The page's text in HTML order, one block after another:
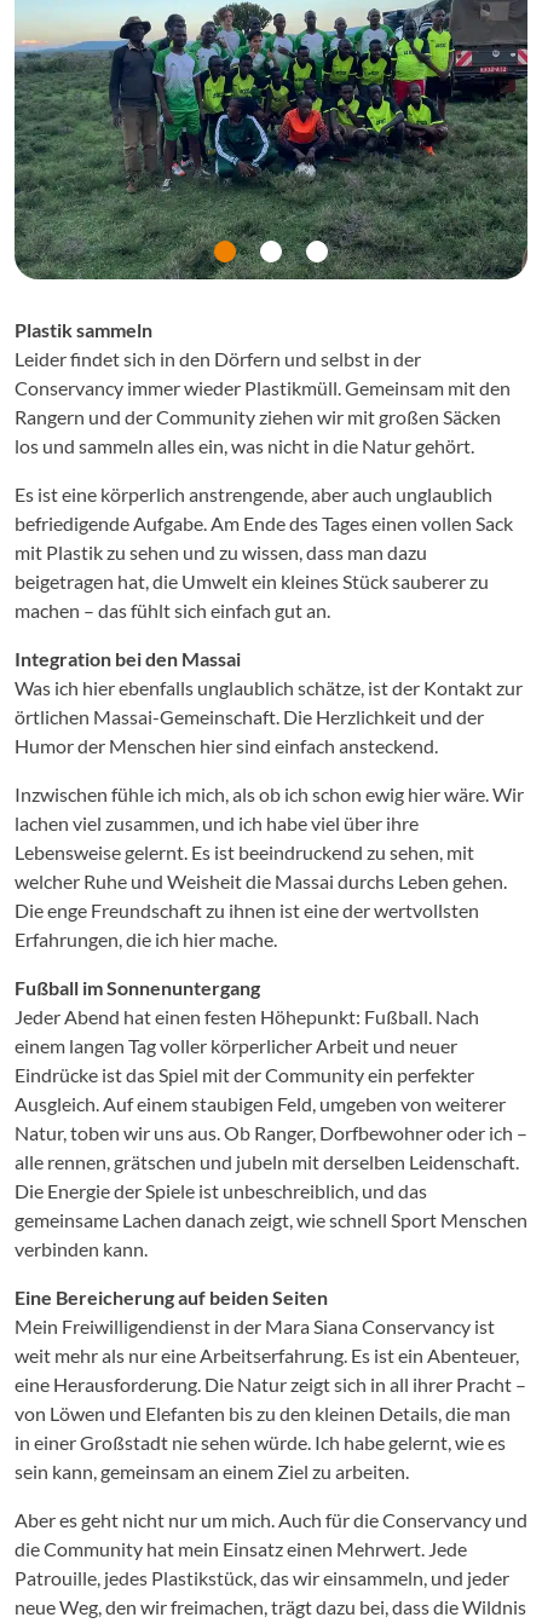
Plastik sammeln
Leider findet sich in den Dörfern und selbst in der
Conservancy immer wieder Plastikmüll. Gemeinsam mit den
Rangern und der Community ziehen wir mit großen Säcken
los und sammeln alles ein, was nicht in die Natur gehört.
Es ist eine körperlich anstrengende, aber auch unglaublich
befriedigende Aufgabe. Am Ende des Tages einen vollen Sack
mit Plastik zu sehen und zu wissen, dass man dazu
beigetragen hat, die Umwelt ein kleines Stück sauberer zu
machen – das fühlt sich einfach gut an.
Integration bei den Massai
Was ich hier ebenfalls unglaublich schätze, ist der Kontakt zur
örtlichen Massai-Gemeinschaft. Die Herzlichkeit und der
Humor der Menschen hier sind einfach ansteckend.
Inzwischen fühle ich mich, als ob ich schon ewig hier wäre. Wir
lachen viel zusammen, und ich habe viel über ihre
Lebensweise gelernt. Es ist beeindruckend zu sehen, mit
welcher Ruhe und Weisheit die Massai durchs Leben gehen.
Die enge Freundschaft zu ihnen ist eine der wertvollsten
Erfahrungen, die ich hier mache.
Fußball im Sonnenuntergang
Jeder Abend hat einen festen Höhepunkt: Fußball. Nach
einem langen Tag voller körperlicher Arbeit und neuer
Eindrücke ist das Spiel mit der Community ein perfekter
Ausgleich. Auf einem staubigen Feld, umgeben von weiterer
Natur, toben wir uns aus. Ob Ranger, Dorfbewohner oder ich –
alle rennen, grätschen und jubeln mit derselben Leidenschaft.
Die Energie der Spiele ist unbeschreiblich, und das
gemeinsame Lachen danach zeigt, wie schnell Sport Menschen
verbinden kann.
Eine Bereicherung auf beiden Seiten
Mein Freiwilligendienst in der Mara Siana Conservancy ist
weit mehr als nur eine Arbeitserfahrung. Es ist ein Abenteuer,
eine Herausforderung. Die Natur zeigt sich in all ihrer Pracht –
von Löwen und Elefanten bis zu den kleinen Details, die man
in einer Großstadt nie sehen würde. Ich habe gelernt, wie es
sein kann, gemeinsam an einem Ziel zu arbeiten.
Aber es geht nicht nur um mich. Auch für die Conservancy und
die Community hat mein Einsatz einen Mehrwert. Jede
Patrouille, jedes Plastikstück, das wir einsammeln, und jeder
neue Weg, den wir freimachen, trägt dazu bei, dass die Wildnis